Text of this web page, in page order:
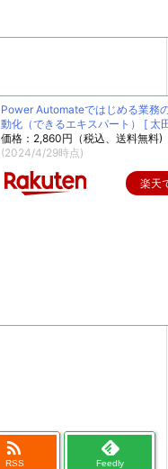
Power Automateではじめる業務
動化（できるエキスパート） [ 太
価格：2,860円（税込、送料無料)
(2024/4/29時点)
楽天

RSS Feedly